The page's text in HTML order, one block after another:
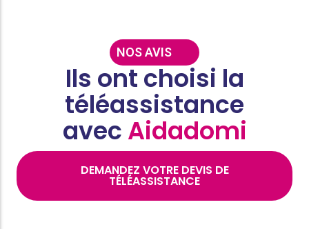
NOS AVIS
Ils ont choisi la
téléassistance
avec Aidadomi
DEMANDEZ VOTRE DEVIS DE
TÉLÉASSISTANCE